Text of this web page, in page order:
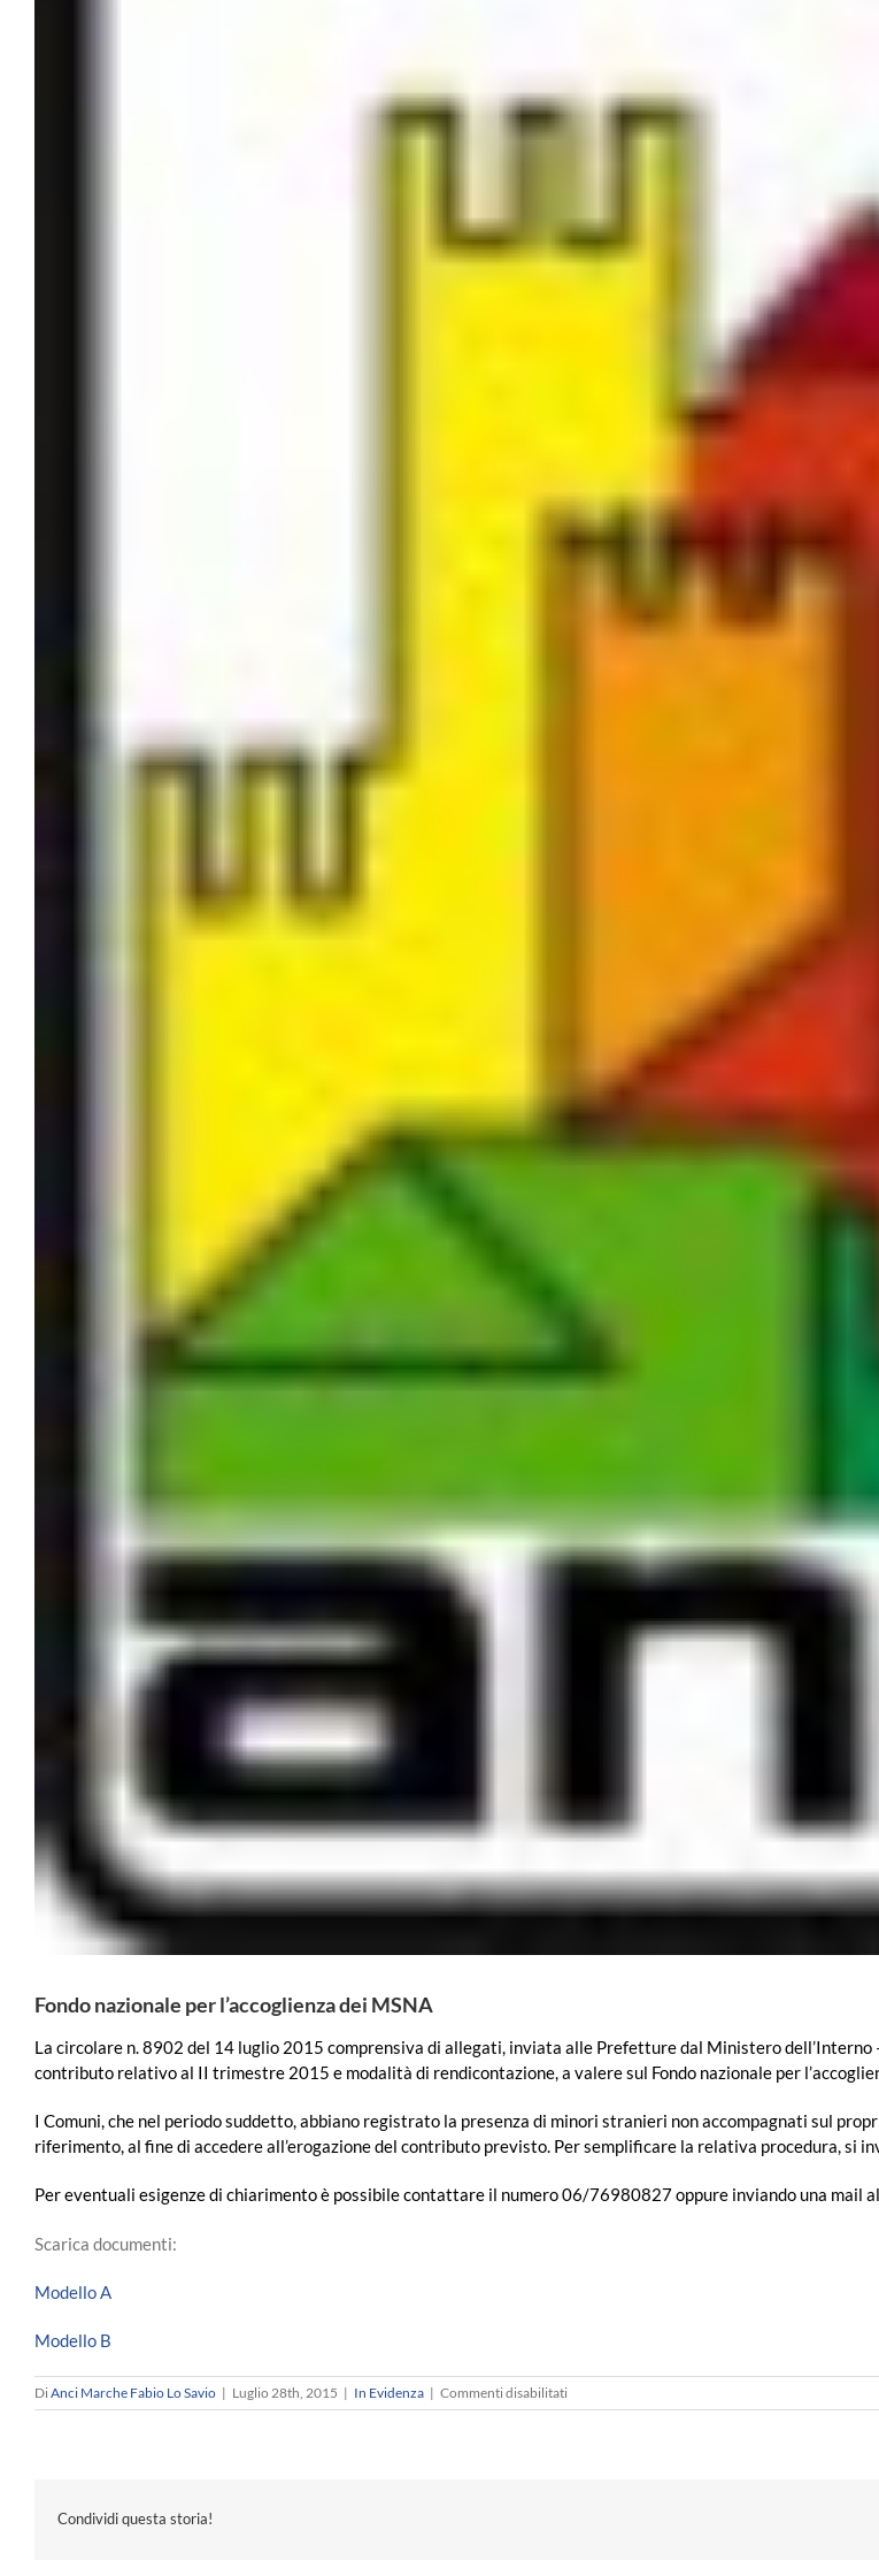
Fondo nazionale per l’accoglienza dei MSNA
La circolare n. 8902 del 14 luglio 2015 comprensiva di allegati, inviata alle Prefetture dal Ministero
contributo relativo al II trimestre 2015 e modalità di rendicontazione, a valere sul Fondo nazionale per
I Comuni, che nel periodo suddetto, abbiano registrato la presenza di minori stranieri non accompagnati sul
riferimento, al fine di accedere all’erogazione del contributo previsto. Per semplificare la relativa procedura, si
Per eventuali esigenze di chiarimento è possibile contattare il numero 06/76980827 oppure inviando una mail
Scarica documenti:
Modello A
Modello B
DiAnci Marche Fabio Lo Savio | Luglio 28th, 2015 | In Evidenza | Commenti disabilitatisu
Fondo
Condividi questa storia!